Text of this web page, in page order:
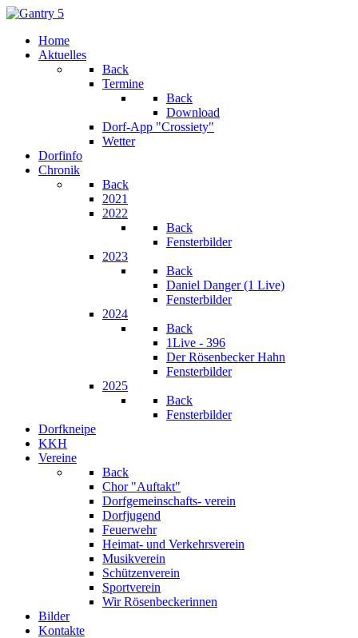
Home
Aktuelles
Back
Termine
Back
Download
Dorf-App "Crossiety"
Wetter
Dorfinfo
Chronik
Back
2021
2022
Back
Fensterbilder
2023
Back
Daniel Danger (1 Live)
Fensterbilder
2024
Back
1Live - 396
Der Rösenbecker Hahn
Fensterbilder
2025
Back
Fensterbilder
Dorfkneipe
KKH
Vereine
Back
Chor "Auftakt"
Dorfgemeinschafts- verein
Dorfjugend
Feuerwehr
Heimat- und Verkehrsverein
Musikverein
Schützenverein
Sportverein
Wir Rösenbeckerinnen
Bilder
Kontakte